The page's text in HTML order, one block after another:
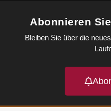
Abonnieren
Bleiben Sie über die